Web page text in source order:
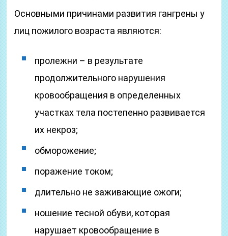
Основными причинами развития гангрены у
лиц пожилого возраста являются:
пролежни – в результате
продолжительного нарушения
кровообращения в определенных
участках тела постепенно развивается
их некроз;
обморожение;
поражение током;
длительно не заживающие ожоги;
ношение тесной обуви, которая
нарушает кровообращение в